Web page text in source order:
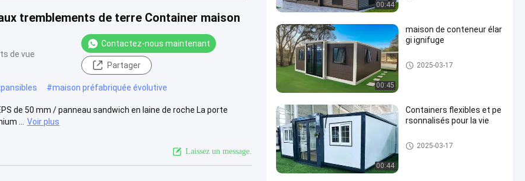
tremblements de terre Container maison
de vue
Contactez-nous maintenant
Partager
#maison préfabriquée évolutive
de 50 mm / panneau sandwich en laine de roche La porte
...
Voir plus
Laissez un message.
00:44
00:45
maison de conteneur élar
gi ignifuge
Maison de conteneurs élargie
2025-03-17
00:44
Containers flexibles et pe
rsonnalisés pour la vie
Maison de conteneurs élargie
2025-03-17